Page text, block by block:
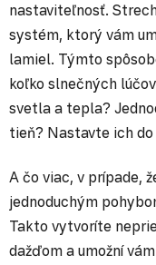
nastaviteľnosť.
systém, ktorý vám
lamiel. Týmto
koľko slnečných
svetla a tepla?
tieň? Nastavte ich
A čo viac, v prípade,
jednoduchým
Takto vytvoríte
dažďom a umožní